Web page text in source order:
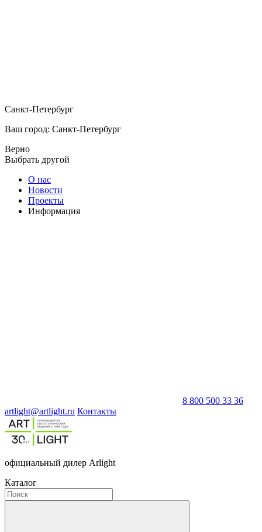
Санкт-Петербург
Ваш город: Санкт-Петербург
Верно
Выбрать другой
О нас
Новости
Проекты
Информация
8 800 500 33 36
artlight@artlight.ru Контакты
официальный дилер Arlight
Каталог